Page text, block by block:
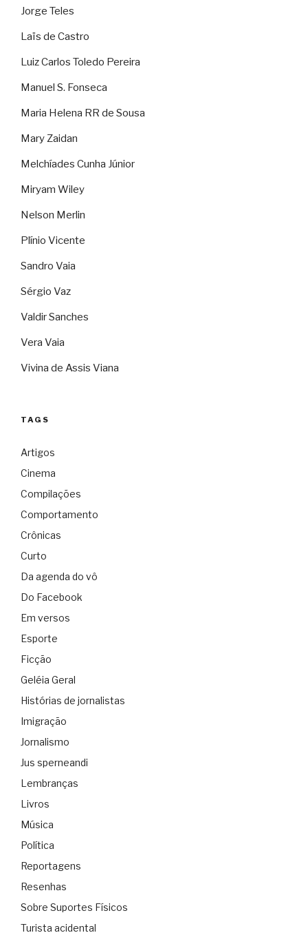
Jorge Teles
Laïs de Castro
Luiz Carlos Toledo Pereira
Manuel S. Fonseca
Maria Helena RR de Sousa
Mary Zaidan
Melchíades Cunha Júnior
Miryam Wiley
Nelson Merlin
Plínio Vicente
Sandro Vaia
Sérgio Vaz
Valdir Sanches
Vera Vaia
Vivina de Assis Viana
TAGS
Artigos
Cinema
Compilações
Comportamento
Crônicas
Curto
Da agenda do vô
Do Facebook
Em versos
Esporte
Ficção
Geléia Geral
Histórias de jornalistas
Imigração
Jornalismo
Jus sperneandi
Lembranças
Livros
Música
Política
Reportagens
Resenhas
Sobre Suportes Físicos
Turista acidental